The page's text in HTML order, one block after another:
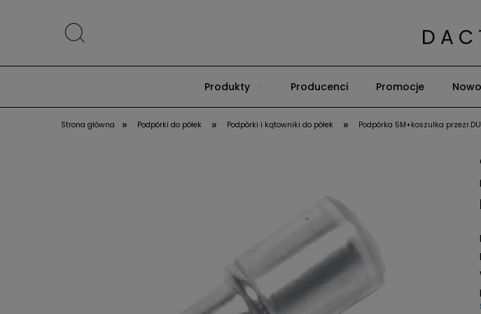
D A C
Produkty Producenci Promocje
Strona główna » Podpórki do półek » Podpórki i kątowniki do półek » Podpórka 5M+koszulka